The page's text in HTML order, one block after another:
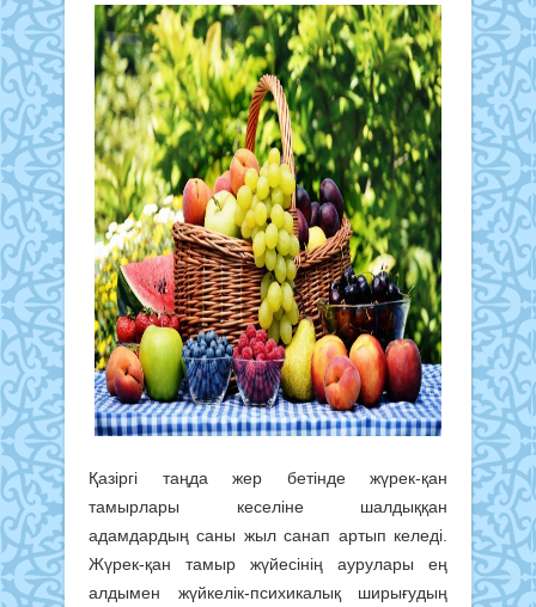
Қазіргі таңда жер бетінде жүрек-қан
тамырлары кеселіне шалдыққан
адамдардың саны жыл санап артып келеді.
Жүрек-қан тамыр жүйесінің аурулары ең
алдымен жүйкелік-психикалық ширығудың